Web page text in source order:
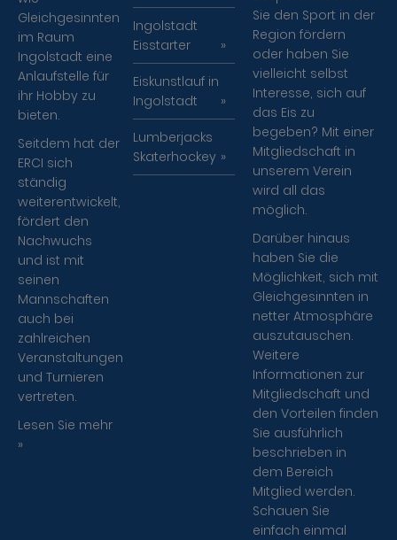
Gleichgesinnten
im Raum
Ingolstadt eine
Anlaufstelle für
ihr Hobby zu
bieten.
Seitdem hat der
ERCI sich
ständig
weiterentwickelt,
fördert den
Nachwuchs
und ist mit
seinen
Mannschaften
auch bei
zahlreichen
Veranstaltungen
und Turnieren
vertreten.
Lesen Sie mehr
»
Ingolstadt
Eisstarter
Eiskunstlauf in
Ingolstadt
Lumberjacks
Skaterhockey
Sie den Sport in der
Region fördern
oder haben Sie
vielleicht selbst
Interesse, sich auf
das Eis zu
begeben? Mit einer
Mitgliedschaft in
unserem Verein
wird all das
möglich.
Darüber hinaus
haben Sie die
Möglichkeit, sich mit
Gleichgesinnten in
netter Atmosphäre
auszutauschen.
Weitere
Informationen zur
Mitgliedschaft und
den Vorteilen finden
Sie ausführlich
beschrieben in
dem Bereich
Mitglied werden.
Schauen Sie
einfach einmal